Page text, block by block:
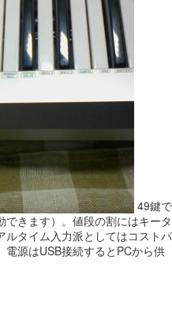
49鍵で
きます）。値段の割にはキータ
ルタイム入力派としてはコストパ
源はUSB接続するとPCから供